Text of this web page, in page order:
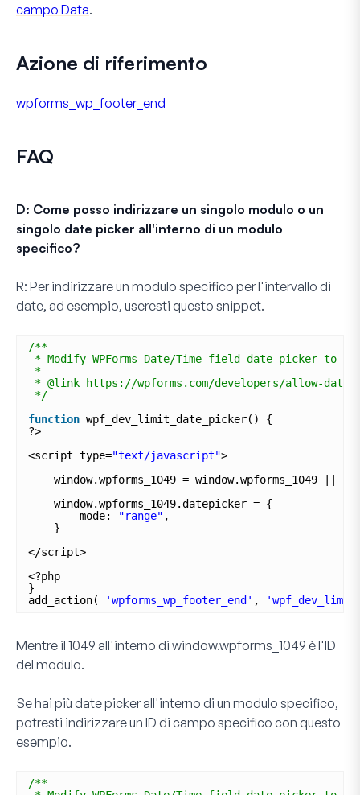
campo Data.
Azione di riferimento
wpforms_wp_footer_end
FAQ
D: Come posso indirizzare un singolo modulo o un
singolo date picker all'interno di un modulo
specifico?
R: Per indirizzare un modulo specifico per l'intervallo di
date, ad esempio, useresti questo snippet.
/**
* Modify WPForms Date/Time field date picker to
*
* @link https://wpforms.com/developers/allow-
*/
function wpf_dev_limit_date_picker() {
?>
<script type="text/javascript">
window.wpforms_1049 = window.wpforms_1049 ||
window.wpforms_1049.datepicker = {
mode:
"range" ,
}
</script>
<?php
}
add_action(
'wpforms_wp_footer_end' ,
Mentre il 1049 all'interno di window.wpforms_1049 è l'ID
del modulo.
Se hai più date picker all'interno di un modulo specifico,
potresti indirizzare un ID di campo specifico con questo
esempio.
/**